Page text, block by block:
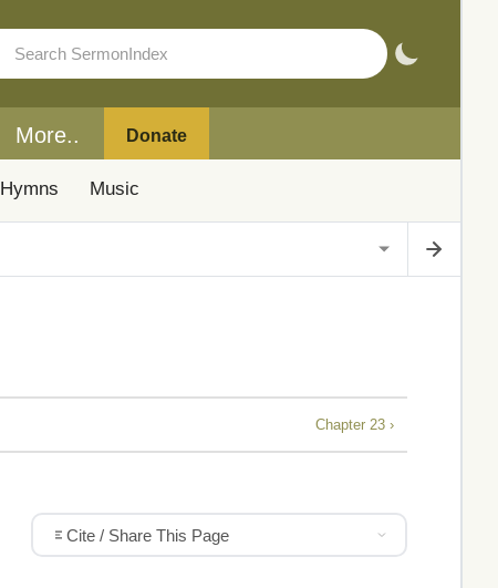
More.. Donate
Hymns Music
Chapter 23 ›
Cite / Share This Page